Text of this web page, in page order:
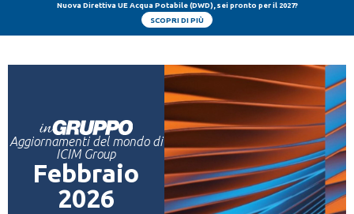
Nuova Direttiva UE Acqua Potabile (DWD), sei pronto per il 2027?
SCOPRI DI PIÙ
Aggiornamenti del mondo di
ICIM Group
Febbraio
2026